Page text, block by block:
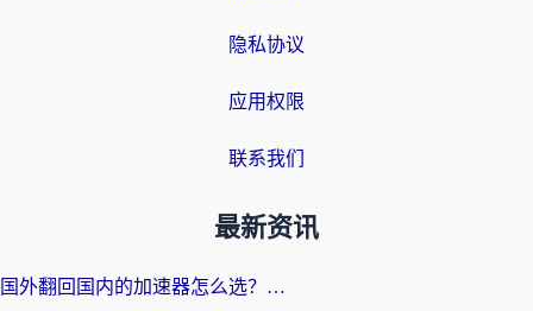
隐私协议
应用权限
联系我们
最新资讯
国外翻回国内的加速器怎么选？海外党亲测实用指南，告别地域限制